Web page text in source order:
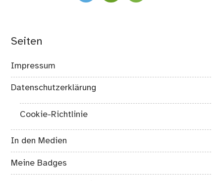
Seiten
Impressum
Datenschutzerklärung
Cookie-Richtlinie
In den Medien
Meine Badges